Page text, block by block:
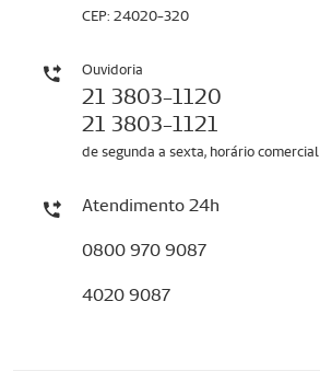
CEP: 24020-320
Ouvidoria
21 3803-1120
21 3803-1121
de segunda a sexta, horário comercial
Atendimento 24h
0800 970 9087
4020 9087